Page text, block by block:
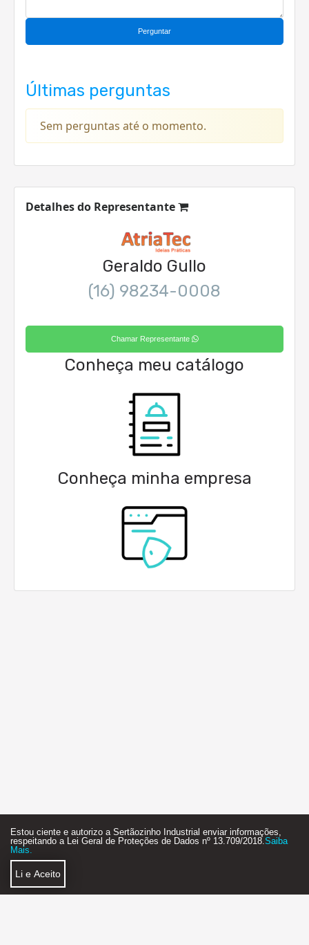
Perguntar
Últimas perguntas
Sem perguntas até o momento.
Detalhes do Representante
Geraldo Gullo
(16) 98234-0008
Chamar Representante
Conheça meu catálogo
Conheça minha empresa
Estou ciente e autorizo a Sertãozinho Industrial enviar informações,
respeitando a Lei Geral de Proteções de Dados nº 13.709/2018. Saiba
Mais.
Li e Aceito